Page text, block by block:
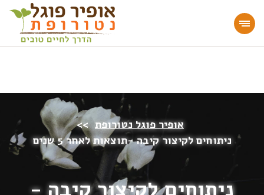
מעוניינים להעמיק או להתחיל דרך חיים בריאה?
הצטרפו לאתר!
אופיר פוגל נטורופת >>
ניתוחים לקיצור קיבה -תוצאות לאחר 5 שנים
ניתוחים לקיצור קיבה -